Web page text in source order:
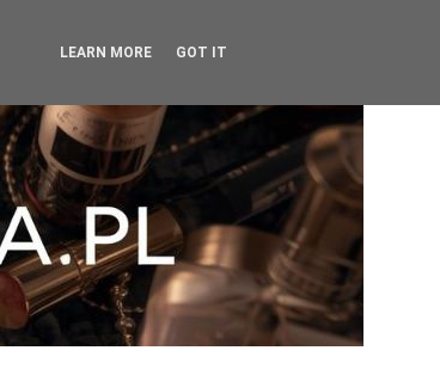
LEARN MORE GOT IT